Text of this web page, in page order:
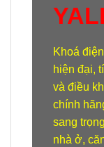
Khoá
hiện đại,
và điều
chính
sang
nhà ở,